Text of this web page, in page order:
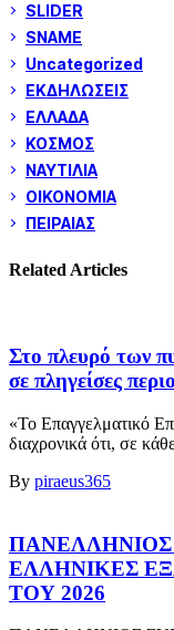
SLIDER
SNAME
Uncategorized
ΕΚΔΗΛΩΣΕΙΣ
ΕΛΛΑΔΑ
ΚΟΣΜΟΣ
ΝΑΥΤΙΛΙΑ
ΟΙΚΟΝΟΜΙΑ
ΠΕΙΡΑΙΑΣ
Related Articles
Στο πλευρό των
σε πληγείσες
«Το Επαγγελματικό
διαχρονικά ότι, σε
By piraeus365
ΕΛΛΗΝΙΚΕΣ
ΤΟΥ 2026